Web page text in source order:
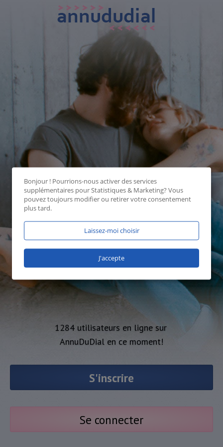
1284 utilisateurs en ligne sur
AnnuDuDial en ce moment!
S'inscrire
Se connecter
Bonjour ! Pourrions-nous activer des services
supplémentaires pourStatistiques & Marketing? Vous
pouvez toujours modifier ou retirer votre consentement
plus tard.
Laissez-moi choisir
J'accepte